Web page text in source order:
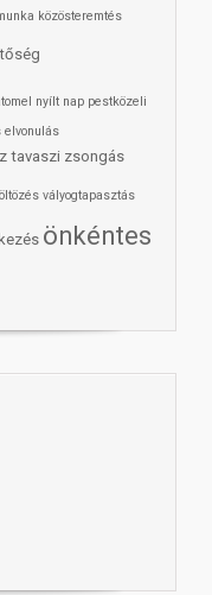
közösteremtés
nyílt nap pestközeli
elvonulás
tavaszi zsongás
vályogtapasztás
önkéntes